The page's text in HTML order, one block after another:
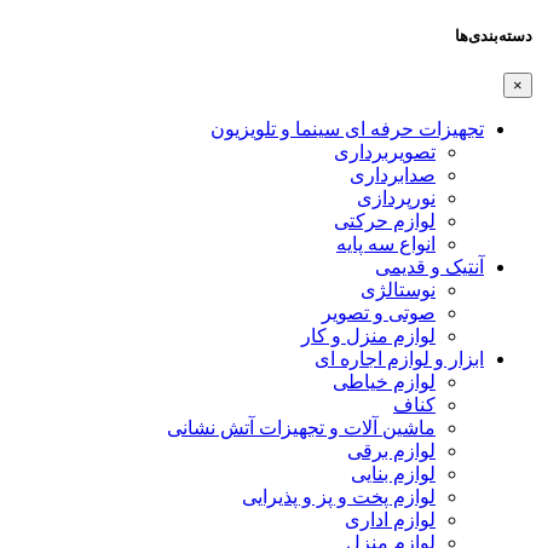
دسته‌بندی‌ها
×
تجهیزات حرفه ای سینما و تلویزیون
تصویربرداری
صدابرداری
نورپردازی
لوازم حرکتی
انواع سه پایه
آنتیک و قدیمی
نوستالژی
صوتی و تصویر
لوازم منزل و کار
ابزار و لوازم اجاره ای
لوازم خیاطی
کناف
ماشین آلات و تجهیزات آتش نشانی
لوازم برقی
لوازم بنایی
لوازم پخت و پز و پذیرایی
لوازم اداری
لوازم منزل